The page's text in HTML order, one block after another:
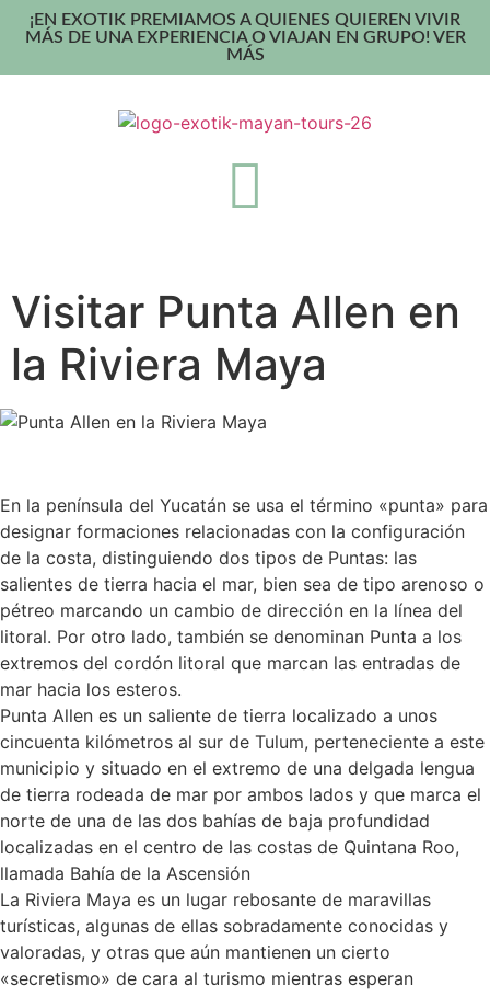
¡EN EXOTIK PREMIAMOS A QUIENES QUIEREN VIVIR
MÁS DE UNA EXPERIENCIA O VIAJAN EN GRUPO! VER
MÁS
Visitar Punta Allen en
la Riviera Maya
En la península del Yucatán se usa el término «punta» para
designar formaciones relacionadas con la configuración
de la costa, distinguiendo dos tipos de Puntas: las
salientes de tierra hacia el mar, bien sea de tipo arenoso o
pétreo marcando un cambio de dirección en la línea del
litoral. Por otro lado, también se denominan Punta a los
extremos del cordón litoral que marcan las entradas de
mar hacia los esteros.
Punta Allen es un saliente de tierra localizado a unos
cincuenta kilómetros al sur de Tulum, perteneciente a este
municipio y situado en el extremo de una delgada lengua
de tierra rodeada de mar por ambos lados y que marca el
norte de una de las dos bahías de baja profundidad
localizadas en el centro de las costas de Quintana Roo,
llamada Bahía de la Ascensión
La Riviera Maya es un lugar rebosante de maravillas
turísticas, algunas de ellas sobradamente conocidas y
valoradas, y otras que aún mantienen un cierto
«secretismo» de cara al turismo mientras esperan